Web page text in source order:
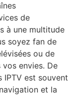
de
à une multitude
soyez fan de
ou de
vos envies. De
IPTV est souvent
et la